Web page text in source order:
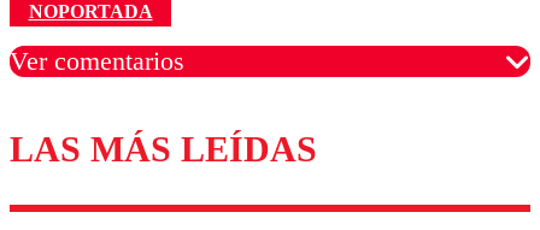
NOPORTADA
Ver comentarios
Los comentarios son moderados para garantizar un
diálogo respetuoso.
LAS MÁS LEÍDAS